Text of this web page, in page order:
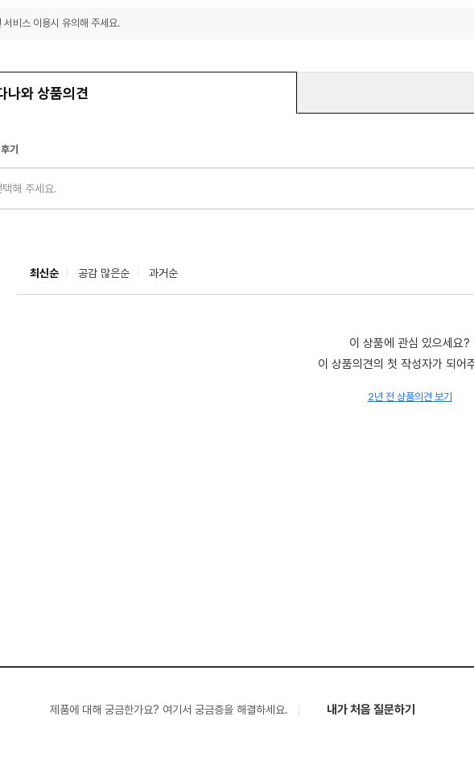
비스 이용시 유의해 주세요.
나와 상품의견
후기
최신순 공감 많은순 과거순
이 상품에 관심 있으세요?
이 상품의견의 첫 작성자가 되어
2년 전 상품의견 보기
제품에 대해 궁금한가요? 여기서 궁금증을 해결하세요. 내가 처음 질문하기